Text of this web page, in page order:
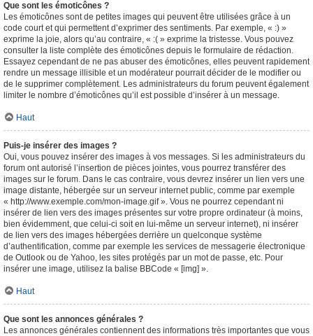
Que sont les émoticônes ?
Les émoticônes sont de petites images qui peuvent être utilisées grâce à un
code court et qui permettent d’exprimer des sentiments. Par exemple, « :) »
exprime la joie, alors qu’au contraire, « :( » exprime la tristesse. Vous pouvez
consulter la liste complète des émoticônes depuis le formulaire de rédaction.
Essayez cependant de ne pas abuser des émoticônes, elles peuvent rapidement
rendre un message illisible et un modérateur pourrait décider de le modifier ou
de le supprimer complètement. Les administrateurs du forum peuvent également
limiter le nombre d’émoticônes qu’il est possible d’insérer à un message.
Haut
Puis-je insérer des images ?
Oui, vous pouvez insérer des images à vos messages. Si les administrateurs du
forum ont autorisé l’insertion de pièces jointes, vous pourrez transférer des
images sur le forum. Dans le cas contraire, vous devrez insérer un lien vers une
image distante, hébergée sur un serveur internet public, comme par exemple
« http://www.exemple.com/mon-image.gif ». Vous ne pourrez cependant ni
insérer de lien vers des images présentes sur votre propre ordinateur (à moins,
bien évidemment, que celui-ci soit en lui-même un serveur internet), ni insérer
de lien vers des images hébergées derrière un quelconque système
d’authentification, comme par exemple les services de messagerie électronique
de Outlook ou de Yahoo, les sites protégés par un mot de passe, etc. Pour
insérer une image, utilisez la balise BBCode « [img] ».
Haut
Que sont les annonces générales ?
Les annonces générales contiennent des informations très importantes que vous